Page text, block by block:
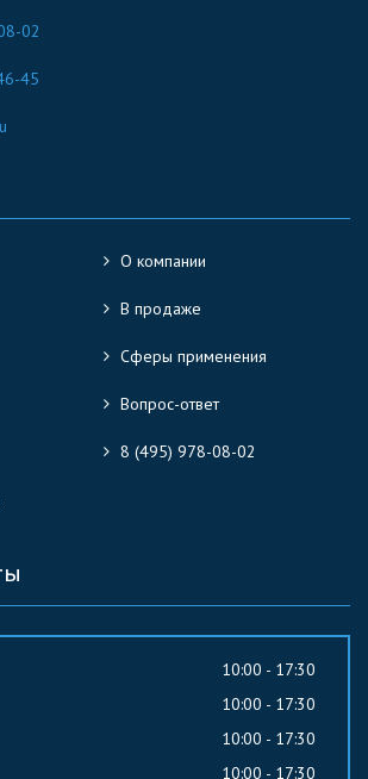
02
45
О компании
В продаже
Сферы применения
Вопрос-ответ
8 (495) 978-08-02
10:00 - 17:30
10:00 - 17:30
10:00 - 17:30
10:00 - 17:30